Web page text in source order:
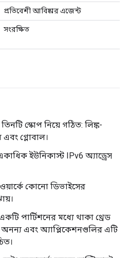
প্রতিবেশী আবিষ্কার এজেন্ট
সংরক্ষিত
স্কোপ নিয়ে গঠিত: লিঙ্ক-
গ্লোবাল।
ইউনিকাস্ট IPv6 অ্যাড্রেস
কোনো ডিভাইসের
পার্টিশনের মধ্যে থাকা থ্রেড
এবং অ্যাপ্লিকেশনগুলির এটি